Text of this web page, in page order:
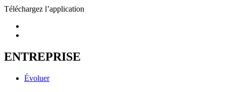
Téléchargez l’application
ENTREPRISE
Évoluer